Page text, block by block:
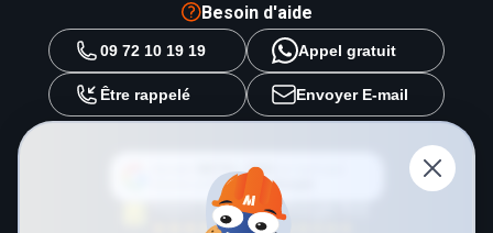
Besoin d'aide
09 72 10 19 19 Appel gratuit
Être rappelé Envoyer E-mail
METAL 2000
source préférée surGoogle